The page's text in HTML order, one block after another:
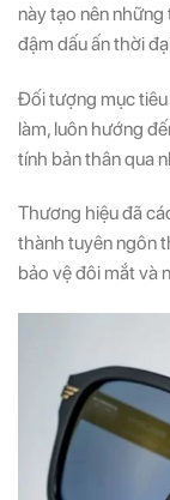
này tạo nên
đậm dấu ấn thời
Đối tượng mục tiêu
làm, luôn hướng
tính bản thân qua
Thương hiệu đã
thành tuyên ngôn
bảo vệ đôi mắt và